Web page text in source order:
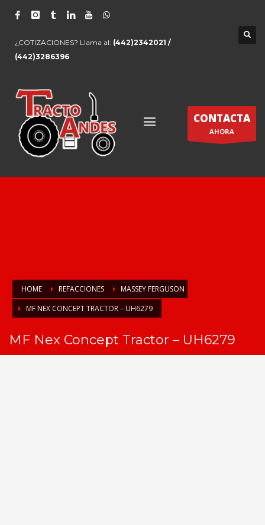
¿COTIZACIONES? Llama al: (442)2342021 /
(442)3286396
CONTACTA
AHORA
HOME REFACCIONES
MASSEY FERGUSON
MF NEX CONCEPT TRACTOR – UH6279
MF Nex Concept Tractor – UH6279